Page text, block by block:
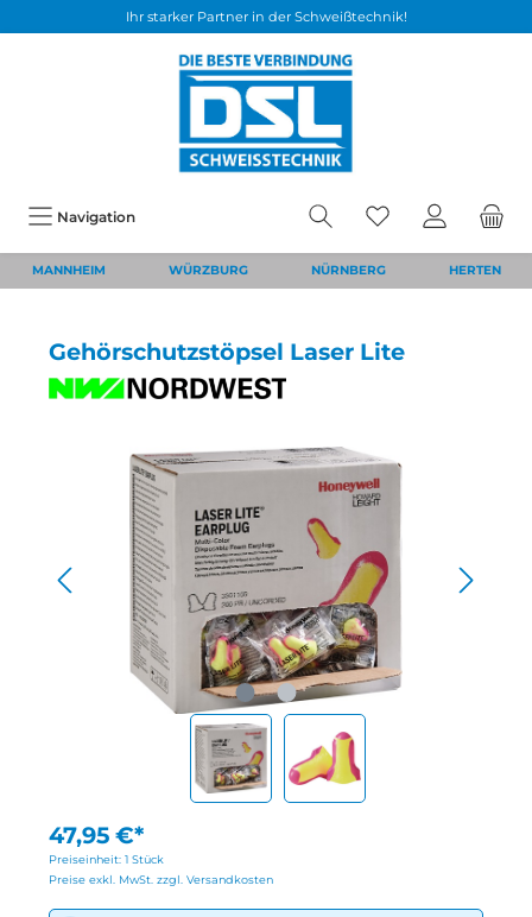
Ihr starker Partner in der Schweißtechnik!
Navigation
MANNHEIM WÜRZBURG NÜRNBERG HERTEN
Gehörschutzstöpsel Laser Lite
47,95 €*
Preiseinheit: 1 Stück
Preise exkl. MwSt. zzgl. Versandkosten